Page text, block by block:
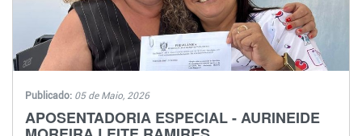
Publicado: 05 de Maio, 2026
APOSENTADORIA ESPECIAL - AURINEIDE